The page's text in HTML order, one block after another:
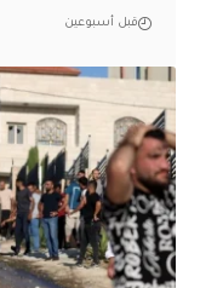
قبل أسبوعين